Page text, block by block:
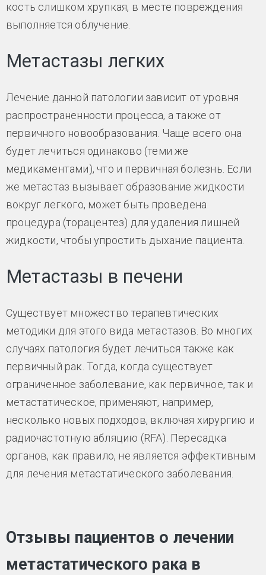
кость слишком хрупкая, в месте повреждения
выполняется облучение.
Метастазы легких
Лечение данной патологии зависит от уровня
распространенности процесса, а также от
первичного новообразования. Чаще всего она
будет лечиться одинаково (теми же
медикаментами), что и первичная болезнь. Если
же метастаз вызывает образование жидкости
вокруг легкого, может быть проведена
процедура (торацентез) для удаления лишней
жидкости, чтобы упростить дыхание пациента.
Метастазы в печени
Существует множество терапевтических
методики для этого вида метастазов. Во многих
случаях патология будет лечиться также как
первичный рак. Тогда, когда существует
ограниченное заболевание, как первичное, так и
метастатическое, применяют, например,
несколько новых подходов, включая хирургию и
радиочастотную абляцию (RFA). Пересадка
органов, как правило, не является эффективным
для лечения метастатического заболевания.
Отзывы пациентов о лечении
метастатического рака в